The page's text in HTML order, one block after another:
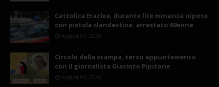
Cattolica Eraclea, durante lite minaccia nipote
con pistola clandestina: arrestato 69enne
August 07, 2026
Circolo della stampa, terzo appuntamento
con il giornalista Giacinto Pipitone
August 04, 2026